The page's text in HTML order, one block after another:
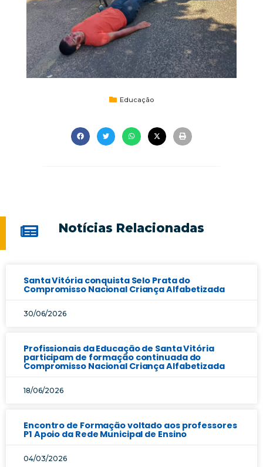
Educação
Notícias Relacionadas
Santa Vitória conquista Selo Prata do
Compromisso Nacional Criança Alfabetizada
30/06/2026
Profissionais da Educação de Santa Vitória
participam de formação continuada do
Compromisso Nacional Criança Alfabetizada
18/06/2026
Encontro de Formação voltado aos professores
P1 Apoio da Rede Municipal de Ensino
04/03/2026